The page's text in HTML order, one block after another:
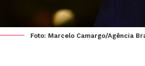
Foto: Marcelo Camargo/Agência